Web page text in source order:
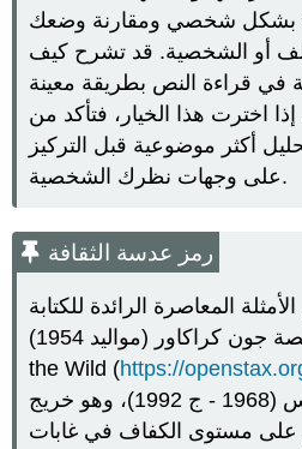
بشكل شخصي ومقارنة وضعك
أو الشخصية. قد تشرح كيف
قراءة النص بطريقة معينة
اخترت هذا الخيار، فتأكد من
أكثر موضوعية قبل التركيز
على وجهات نظرك الشخصية.
رمز عدسة الثقافة
المعاصرة الرائدة للكتابة
السردية الواقعية قصة جون كراكاور (مواليد 1954) Into
the Wild (https://
قصة كريس مكاندليس (1968 - ج 1992)، وهو خريج
مستوى الكفاف في غابات